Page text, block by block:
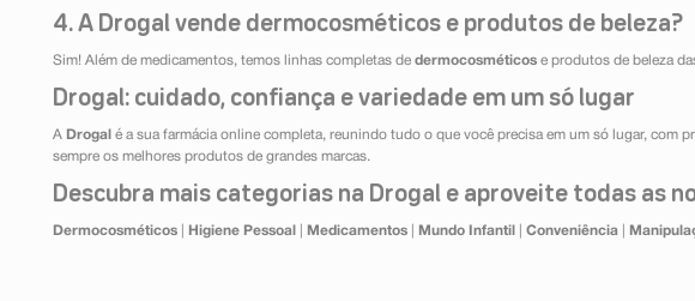
4. A Drogal vende dermocosméticos e produtos de beleza?
Sim! Além de medicamentos, temos linhas completas de dermocosméticos e produtos de beleza
Drogal: cuidado, confiança e variedade em um só lugar
A Drogal é a sua farmácia online completa, reunindo tudo o que você precisa em um só lugar, com
sempre os melhores produtos de grandes marcas.
Descubra mais categorias na Drogal e aproveite todas as
Dermocosméticos Higiene Pessoal Medicamentos Mundo Infantil Conveniência